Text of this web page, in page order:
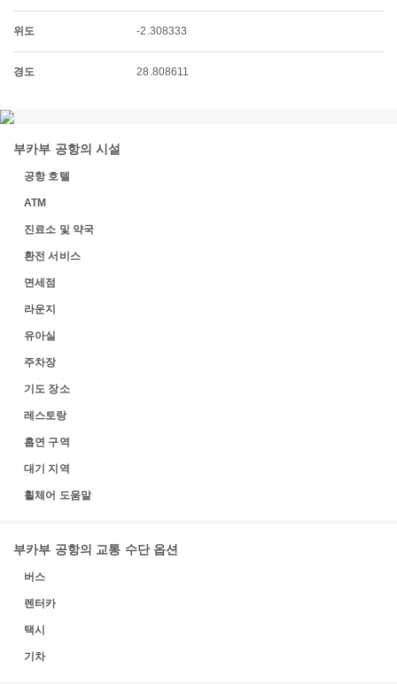
위도 -2.308333
경도 28.808611
부카부 공항의 시설
공항 호텔
ATM
진료소 및 약국
환전 서비스
면세점
라운지
유아실
주차장
기도 장소
레스토랑
흡연 구역
대기 지역
휠체어 도움말
부카부 공항의 교통 수단 옵션
버스
렌터카
택시
기차